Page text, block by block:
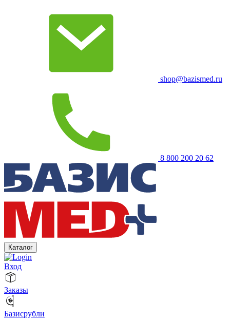
shop@bazismed.ru
8 800 200 20 62
Каталог
Вход
Заказы
Базисрубли